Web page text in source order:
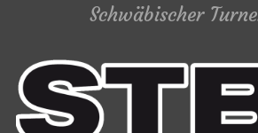
Schwäbischer